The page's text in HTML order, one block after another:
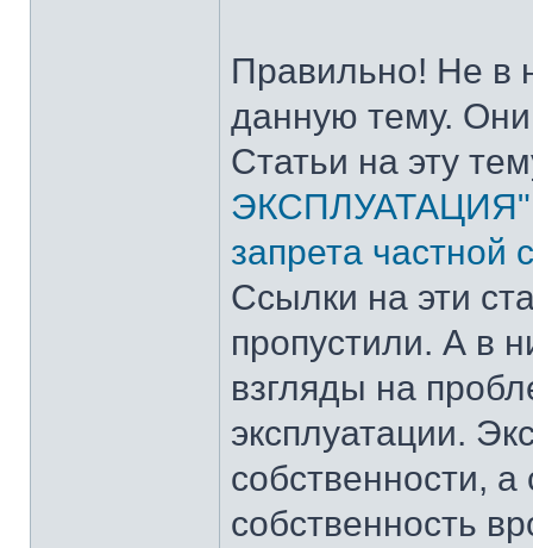
Правильно! Не в
данную тему.
Статьи на эту
ЭКСПЛУАТАЦИЯ"
запрета частной
Ссылки на эти
пропустили. А в
взгляды на
эксплуатации.
собственности,
собственность